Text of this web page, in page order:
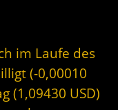
im Laufe des
(-0,00010
(1,09430 USD)